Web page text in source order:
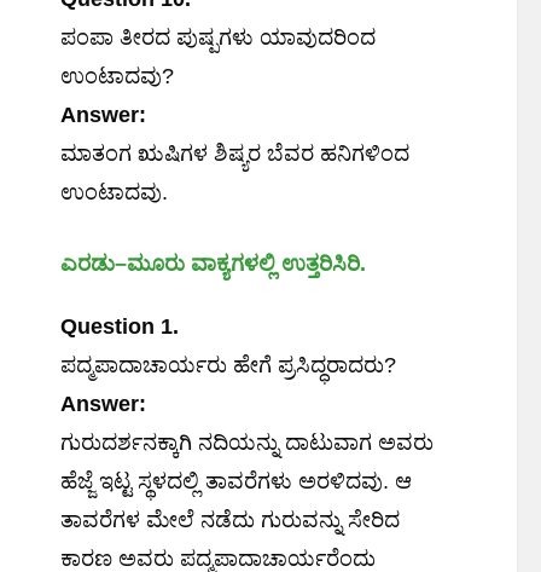
ಪಂಪಾ ತೀರದ ಪುಷ್ಪಗಳು ಯಾವುದರಿಂದ
ಉಂಟಾದವು?
Answer:
ಮಾತಂಗ ಋಷಿಗಳ ಶಿಷ್ಯರ ಬೆವರ ಹನಿಗಳಿಂದ
ಉಂಟಾದವು.
ಎರಡು–ಮೂರು ವಾಕ್ಯಗಳಲ್ಲಿ ಉತ್ತರಿಸಿರಿ.
Question 1.
ಪದ್ಮಪಾದಾಚಾರ್ಯರು ಹೇಗೆ ಪ್ರಸಿದ್ಧರಾದರು?
Answer:
ಗುರುದರ್ಶನಕ್ಕಾಗಿ ನದಿಯನ್ನು ದಾಟುವಾಗ ಅವರು
ಹೆಜ್ಜೆ ಇಟ್ಟ ಸ್ಥಳದಲ್ಲಿ ತಾವರೆಗಳು ಅರಳಿದವು. ಆ
ತಾವರೆಗಳ ಮೇಲೆ ನಡೆದು ಗುರುವನ್ನು ಸೇರಿದ
ಕಾರಣ ಅವರು ಪದ್ಮಪಾದಾಚಾರ್ಯರೆಂದು